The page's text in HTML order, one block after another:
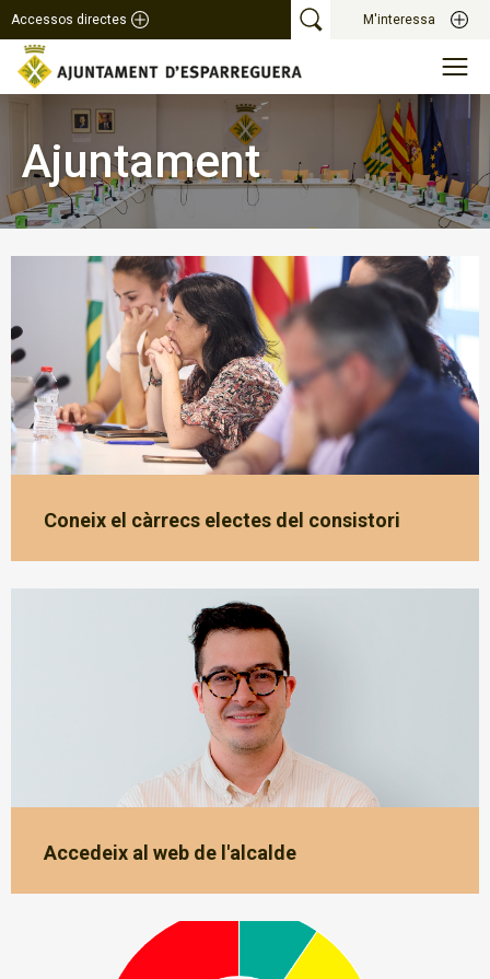
Accessos directes M'interessa
Ajuntament
Coneix el càrrecs electes del consistori
Accedeix al web de l'alcalde